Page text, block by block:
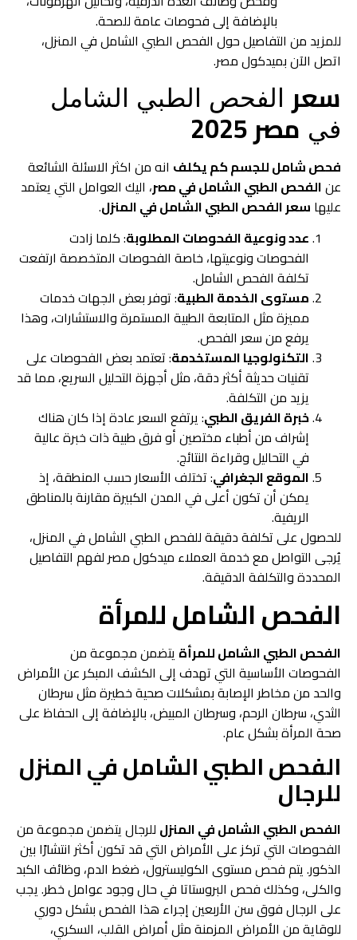
بالإضافة إلى فحوصات عامة للصحة.
للمزيد من التفاصيل حول الفحص الطبي الشامل في المنزل،
اتصل الآن بميدكول مصر.
سعر الفحص الطبي الشامل
في مصر 2025
فحص شامل للجسم كم يكلف انه من اكثر الاسئلة الشائعة
عنالفحص الطبي الشامل في مصر، اليك العوامل التي يعتمد
عليها سعر الفحص الطبي الشامل في المنزل.
عدد ونوعية الفحوصات المطلوبة: كلما زادت
الفحوصات ونوعيتها، خاصة الفحوصات المتخصصة ارتفعت
تكلفة الفحص الشامل.
مستوى الخدمة الطبية: توفر بعض الجهات خدمات
مميزة مثل المتابعة الطبية المستمرة والاستشارات، وهذا
يرفع من سعر الفحص.
التكنولوجيا المستخدمة: تعتمد بعض الفحوصات على
تقنيات حديثة أكثر دقة، مثل أجهزة التحليل السريع، مما قد
يزيد من التكلفة.
خبرة الفريق الطبي: يرتفع السعر عادة إذا كان هناك
إشراف من أطباء مختصين أو فرق طبية ذات خبرة عالية
في التحاليل وقراءة النتائج.
الموقع الجغرافي: تختلف الأسعار حسب المنطقة، إذ
يمكن أن تكون أعلى في المدن الكبيرة مقارنة بالمناطق
الريفية.
للحصول على تكلفة دقيقة للفحص الطبي الشامل في المنزل،
يُرجى التواصل مع خدمة العملاء ميدكول مصر لفهم التفاصيل
المحددة والتكلفة الدقيقة.
الفحص الشامل للمرأة
الفحص الطبي الشامل للمرأة يتضمن مجموعة من
الفحوصات الأساسية التي تهدف إلى الكشف المبكر عن الأمراض
والحد من مخاطر الإصابة بمشكلات صحية خطيرة مثل سرطان
الثدي، سرطان الرحم، وسرطان المبيض، بالإضافة إلى الحفاظ على
صحة المرأة بشكل عام.
الفحص الطبي الشامل في المنزل
للرجال
الفحص الطبي الشامل في المنزل للرجال يتضمن مجموعة من
الفحوصات التي تركز على الأمراض التي قد تكون أكثر انتشارًا بين
الذكور. يتم فحص مستوى الكوليسترول، ضغط الدم، وظائف الكبد
والكلى، وكذلك فحص البروستاتا في حال وجود عوامل خطر. يجب
على الرجال فوق سن الأربعين إجراء هذا الفحص بشكل دوري
للوقاية من الأمراض المزمنة مثل أمراض القلب، السكري،